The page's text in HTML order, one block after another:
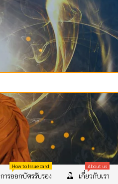
การออกบัตรรับรอง
How to Issue card
เกี่ยวกับเรา
About us